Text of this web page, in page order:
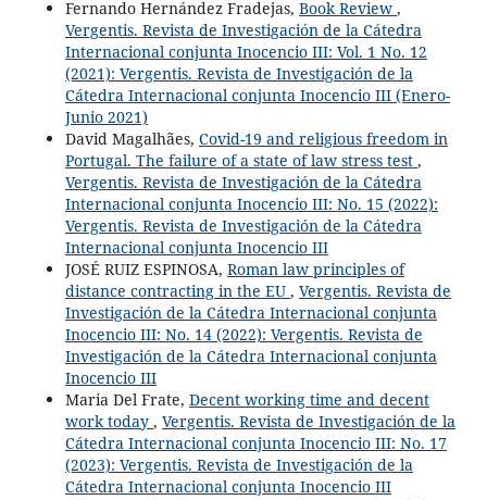
Fernando Hernández Fradejas, Book Review ,
Vergentis. Revista de Investigación de la Cátedra
Internacional conjunta Inocencio III: Vol. 1 No. 12
(2021): Vergentis. Revista de Investigación de la
Cátedra Internacional conjunta Inocencio III (Enero-
Junio 2021)
David Magalhães, Covid-19 and religious freedom in
Portugal. The failure of a state of law stress test ,
Vergentis. Revista de Investigación de la Cátedra
Internacional conjunta Inocencio III: No. 15 (2022):
Vergentis. Revista de Investigación de la Cátedra
Internacional conjunta Inocencio III
JOSÉ RUIZ ESPINOSA, Roman law principles of
distance contracting in the EU , Vergentis. Revista de
Investigación de la Cátedra Internacional conjunta
Inocencio III: No. 14 (2022): Vergentis. Revista de
Investigación de la Cátedra Internacional conjunta
Inocencio III
Maria Del Frate, Decent working time and decent
work today , Vergentis. Revista de Investigación de la
Cátedra Internacional conjunta Inocencio III: No. 17
(2023): Vergentis. Revista de Investigación de la
Cátedra Internacional conjunta Inocencio III